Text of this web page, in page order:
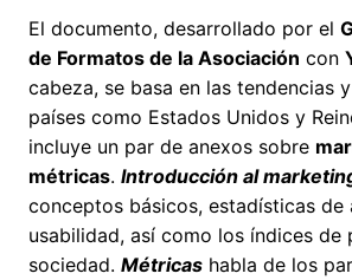
El documento, desarrollado por el
de Formatos de la Asociación con
cabeza, se basa en las tendencias
países como Estados Unidos y
incluye un par de anexos sobre
métricas. Introducción al
conceptos básicos, estadísticas de
usabilidad, así como los índices de
sociedad. Métricas habla de los